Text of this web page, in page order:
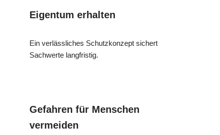
Eigentum erhalten
Ein verlässliches Schutzkonzept sichert
Sachwerte langfristig.
Gefahren für Menschen
vermeiden